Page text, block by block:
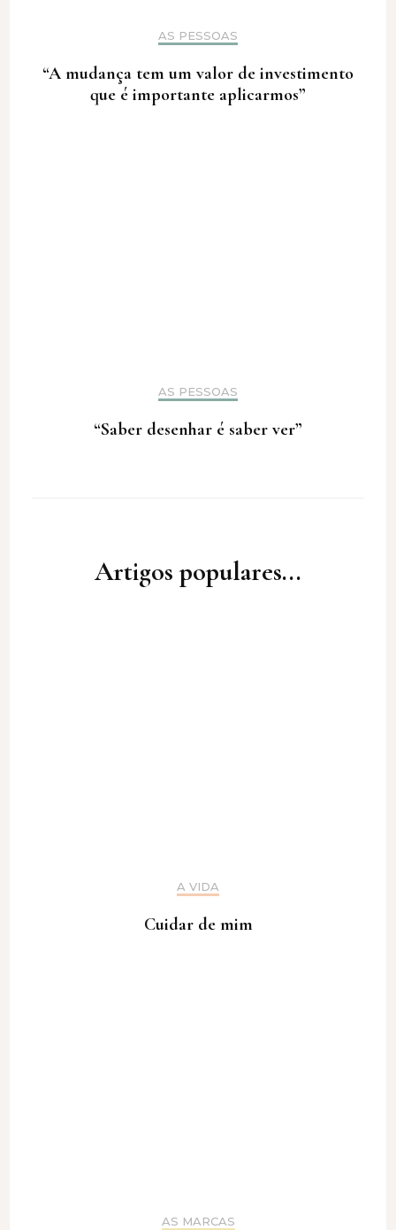
AS PESSOAS
“A mudança tem um valor de investimento
que é importante aplicarmos”
AS PESSOAS
“Saber desenhar é saber ver”
Artigos populares...
A VIDA
Cuidar de mim
AS MARCAS